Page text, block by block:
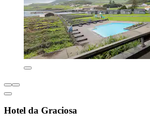
Hotel da Graciosa